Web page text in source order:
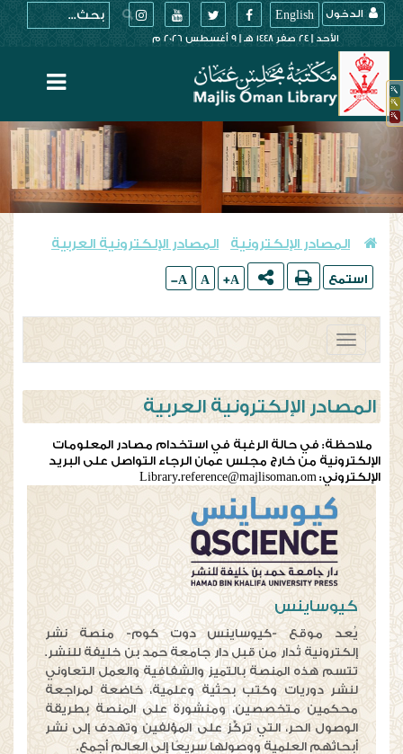
English الدخول
الأحد || 24 صفر 1448 هـ || 9 أغسطس 2026 م
المصادر الإلكترونية المصادر الإلكترونية العربية
استمع A+
A
A-
Toggle
navigation
المصادر الإلكترونية العربية
ملاحظة: في حالة الرغبة في استخدام مصادر المعلومات
الإلكترونية من خارج مجلس عمان الرجاء التواصل على البريد
الإلكتروني: Library.reference@majlisoman.om
كيوساينس
يُعد موقع -كيوساينس دوت كوم- منصة نشر
إلكترونية تُدار من قبل دار جامعة حمد بن خليفة للنشر.
تتسم هذه المنصة بالتميز والشفافية والعمل التعاوني
لنشر دوريات وكتب بحثية وعلمية، خاضعة لمراجعة
محكمين متخصصين، ومنشورة على المنصة بطريقة
الوصول الحر، التي تركِّز على المؤلفين وتهدف إلى نشر
أبحاثهم العلمية ووصولها سريعًا إلى العالم أجمع.